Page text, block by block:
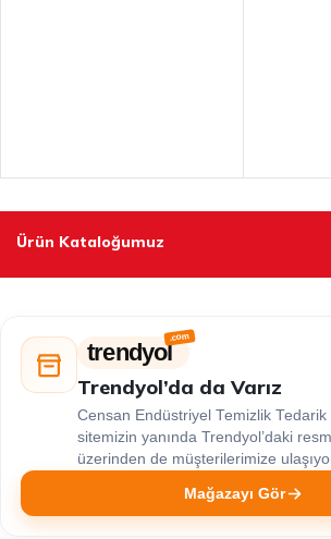
Ürün Kataloğumuz
trendyol
Trendyol’da da Varız
Censan Endüstriyel Temizlik
sitemizin yanında Trendyol’daki
üzerinden de müşterilerimize
Mağazayı Gör